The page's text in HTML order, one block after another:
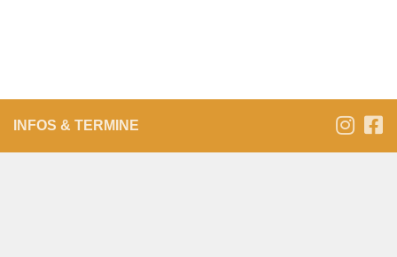
INFOS & TERMINE